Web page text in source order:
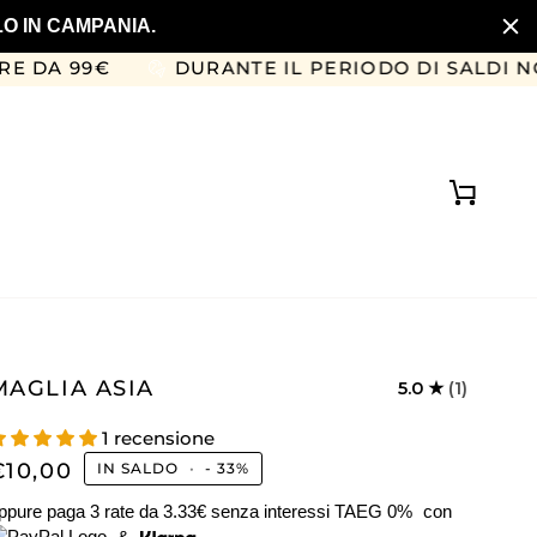
IN CAMPANIA.
DURANTE IL PERIODO DI SALDI NON SI
ASIA 5.0 (1)
1 recensione
IN SALDO • - 33%
paga 3 rate da 3.33€senza interessi TAEG 0% con